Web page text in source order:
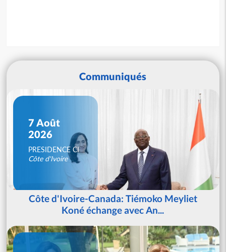
Communiqués
7 Août
2026
PRESIDENCE CI
Côte d'Ivoire
Côte d'Ivoire-Canada: Tiémoko Meyliet
Koné échange avec An...